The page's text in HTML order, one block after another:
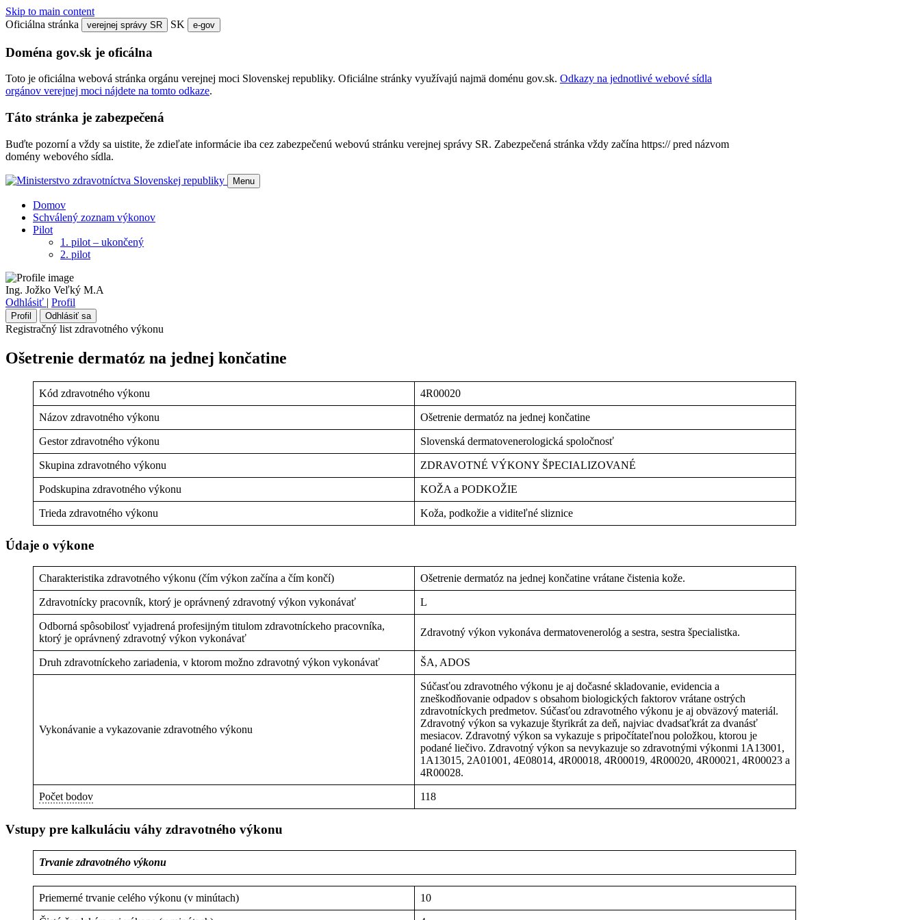
Skip to main content
Oficiálna stránka
verejnej správy SR SK e-gov
Doména gov.sk je oficálna
Toto je oficiálna webová stránka orgánu verejnej moci Slovenskej republiky. Oficiálne stránky využívajú najmä doménu gov.sk. Odkazy na jednotlivé webové sídla
orgánov verejnej moci nájdete na tomto odkaze.
Táto stránka je zabezpečená
Buďte pozorní a vždy sa uistite, že zdieľate informácie iba cez zabezpečenú webovú stránku verejnej správy SR. Zabezpečená stránka vždy začína https:// pred názvom
domény webového sídla.
Menu
Domov
Schválený zoznam výkonov
Pilot
1. pilot – ukončený
2. pilot
Ing. Jožko Veľký M.A
Odhlásiť | Profil
Profil Odhlásiť sa
Registračný list zdravotného výkonu
Ošetrenie dermatóz na jednej končatine
Kód zdravotného výkonu 4R00020
Názov zdravotného výkonu Ošetrenie dermatóz na jednej končatine
Gestor zdravotného výkonu Slovenská dermatovenerologická spoločnosť
Skupina zdravotného výkonu ZDRAVOTNÉ VÝKONY ŠPECIALIZOVANÉ
Podskupina zdravotného výkonu KOŽA a PODKOŽIE
Trieda zdravotného výkonu Koža, podkožie a viditeľné sliznice
Údaje o výkone
Charakteristika zdravotného výkonu (čím výkon začína a čím končí) Ošetrenie dermatóz na jednej končatine vrátane čistenia kože.
Zdravotnícky pracovník, ktorý je oprávnený zdravotný výkon vykonávať L
Odborná spôsobilosť vyjadrená profesijným titulom zdravotníckeho pracovníka,
ktorý je oprávnený zdravotný výkon vykonávať
Zdravotný výkon vykonáva dermatovenerológ a sestra, sestra špecialistka.
Druh zdravotníckeho zariadenia, v ktorom možno zdravotný výkon vykonávať ŠA, ADOS
Vykonávanie a vykazovanie zdravotného výkonu
Súčasťou zdravotného výkonu je aj dočasné skladovanie, evidencia a
zneškodňovanie odpadov s obsahom biologických faktorov vrátane ostrých
zdravotníckych predmetov. Súčasťou zdravotného výkonu je aj obväzový materiál.
Zdravotný výkon sa vykazuje štyrikrát za deň, najviac dvadsaťkrát za dvanásť
mesiacov. Zdravotný výkon sa vykazuje s pripočítateľnou položkou, ktorou je
podané liečivo. Zdravotný výkon sa nevykazuje so zdravotnými výkonmi 1A13001,
1A13015, 2A01001, 4E08014, 4R00018, 4R00019, 4R00020, 4R00021, 4R00023 a
4R00028.
Počet bodov 118
Vstupy pre kalkuláciu váhy zdravotného výkonu
Trvanie zdravotného výkonu
Priemerné trvanie celého výkonu (v minútach) 10